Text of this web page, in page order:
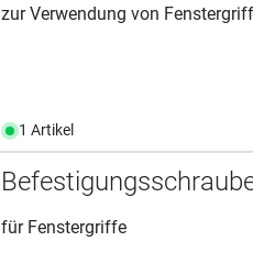
zur Verwendung von
1 Artikel
für Fenstergriffe